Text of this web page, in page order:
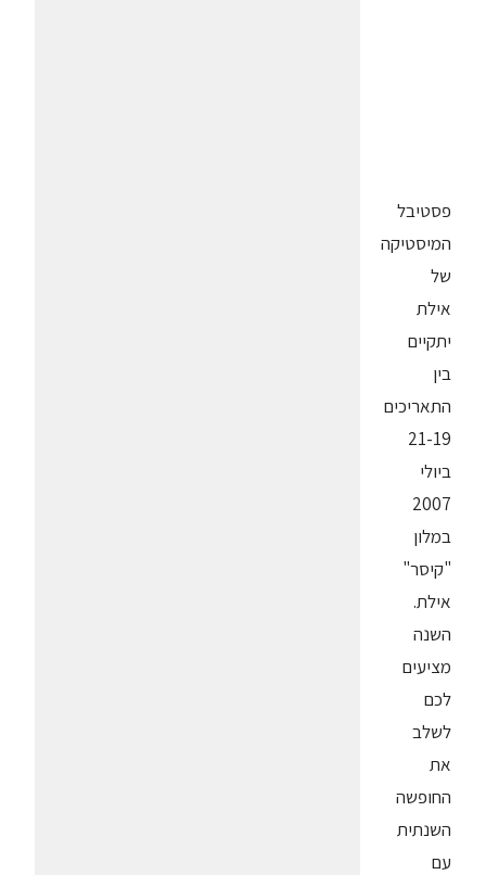
פסטיבל
המיסטיקה
של
אילת
יתקיים
בין
התאריכים
21-19
ביולי
2007
במלון
"קיסר"
אילת.
השנה
מציעים
לכם
לשלב
את
החופשה
השנתית
עם